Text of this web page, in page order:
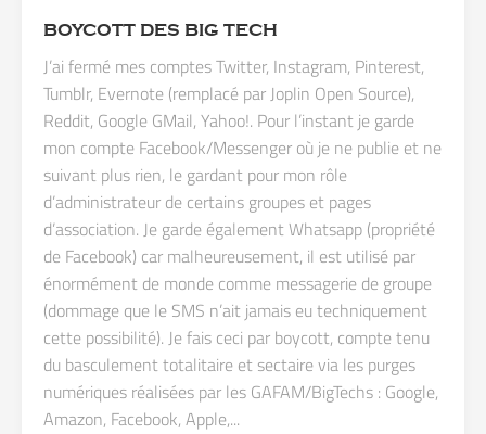
BOYCOTT DES BIG TECH
J’ai fermé mes comptes Twitter, Instagram, Pinterest,
Tumblr, Evernote (remplacé par Joplin Open Source),
Reddit, Google GMail, Yahoo!. Pour l’instant je garde
mon compte Facebook/Messenger où je ne publie et ne
suivant plus rien, le gardant pour mon rôle
d’administrateur de certains groupes et pages
d’association. Je garde également Whatsapp (propriété
de Facebook) car malheureusement, il est utilisé par
énormément de monde comme messagerie de groupe
(dommage que le SMS n’ait jamais eu techniquement
cette possibilité). Je fais ceci par boycott, compte tenu
du basculement totalitaire et sectaire via les purges
numériques réalisées par les GAFAM/BigTechs : Google,
Amazon, Facebook, Apple,...